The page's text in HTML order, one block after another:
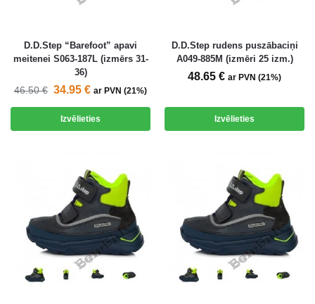
D.D.Step “Barefoot” apavi
meitenei S063-187L (izmērs 31-
36)
46.50€ 34.95 € ar PVN (21%)
Izvēlieties
D.D.Step rudens puszābaciņi
A049-885M (izmēri 25 izm.)
48.65 € ar PVN (21%)
Izvēlieties